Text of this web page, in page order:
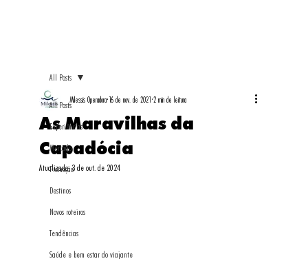
All Posts
Experiências
Mercado
Promoção
Destinos
Novos roteiros
Tendências
Saúde e bem estar do viajante
All Posts
As Maravilhas da
Capadócia
Milessis Operadora 16 de nov. de 2021 2 min de leitura
Atualizado:3 de out. de 2024